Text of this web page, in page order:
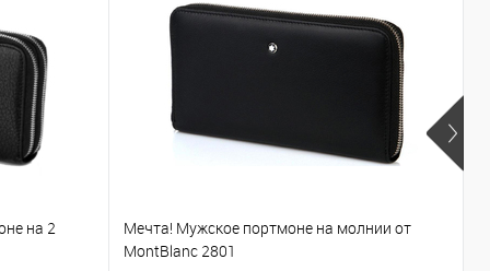
на 2
Мечта! Мужское портмоне на молнии от
MontBlanc 2801